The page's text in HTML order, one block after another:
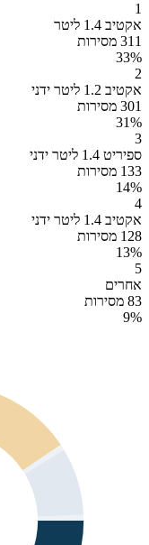
1
אקטיב 1.4 ליטר
311 מסירות
33%
2
אקטיב 1.2 ליטר ידני
301 מסירות
31%
3
ספיריט 1.4 ליטר ידני
133 מסירות
14%
4
אקטיב 1.4 ליטר ידני
128 מסירות
13%
5
אחרים
83 מסירות
9%